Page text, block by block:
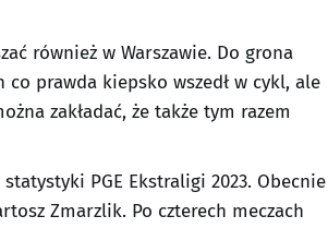
również w Warszawie. Do grona
prawda kiepsko wszedł w cykl, ale
zakładać, że także tym razem
PGE Ekstraligi 2023. Obecnie
Zmarzlik. Po czterech meczach